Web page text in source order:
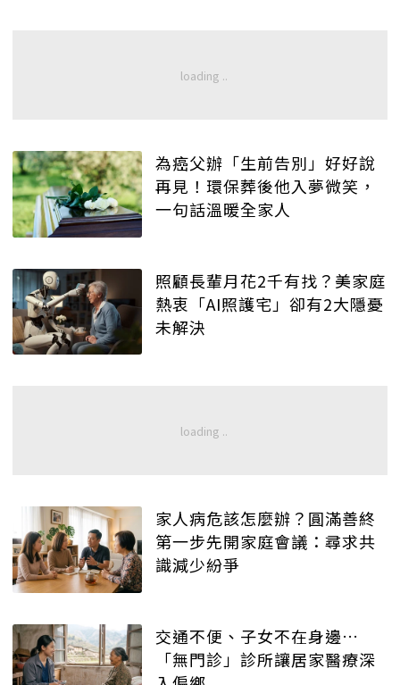
為癌父辦「生前告別」好好說
再見！環保葬後他入夢微笑，
一句話溫暖全家人
照顧長輩月花2千有找？美家庭
熱衷「AI照護宅」卻有2大隱憂
未解決
家人病危該怎麼辦？圓滿善終
第一步先開家庭會議：尋求共
識減少紛爭
交通不便、子女不在身邊…
「無門診」診所讓居家醫療深